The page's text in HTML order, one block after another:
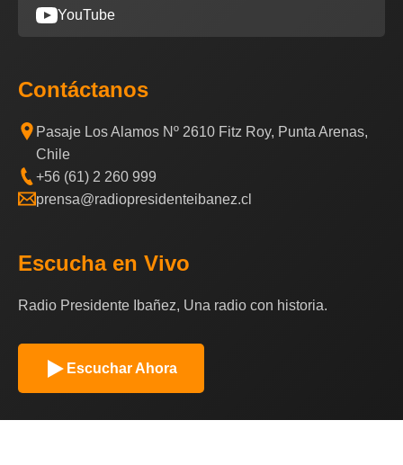
YouTube
Contáctanos
Pasaje Los Alamos Nº 2610 Fitz Roy, Punta Arenas,
Chile
+56 (61) 2 260 999
prensa@radiopresidenteibanez.cl
Escucha en Vivo
Radio Presidente Ibañez, Una radio con historia.
Escuchar Ahora